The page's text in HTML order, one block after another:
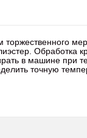
Обработка
в машине при
точную